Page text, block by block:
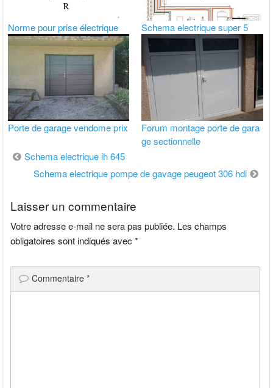
Norme pour prise électrique Schema electrique super 5
Porte de garage vendome prix
Forum montage porte de gara
ge sectionnelle
Navigation
Schema electrique ih 645
Schema electrique pompe de gavage peugeot 306 hdi
Laisser un commentaire
Votre adresse e-mail ne sera pas publiée. Les champs
obligatoires sont indiqués avec*
Commentaire*